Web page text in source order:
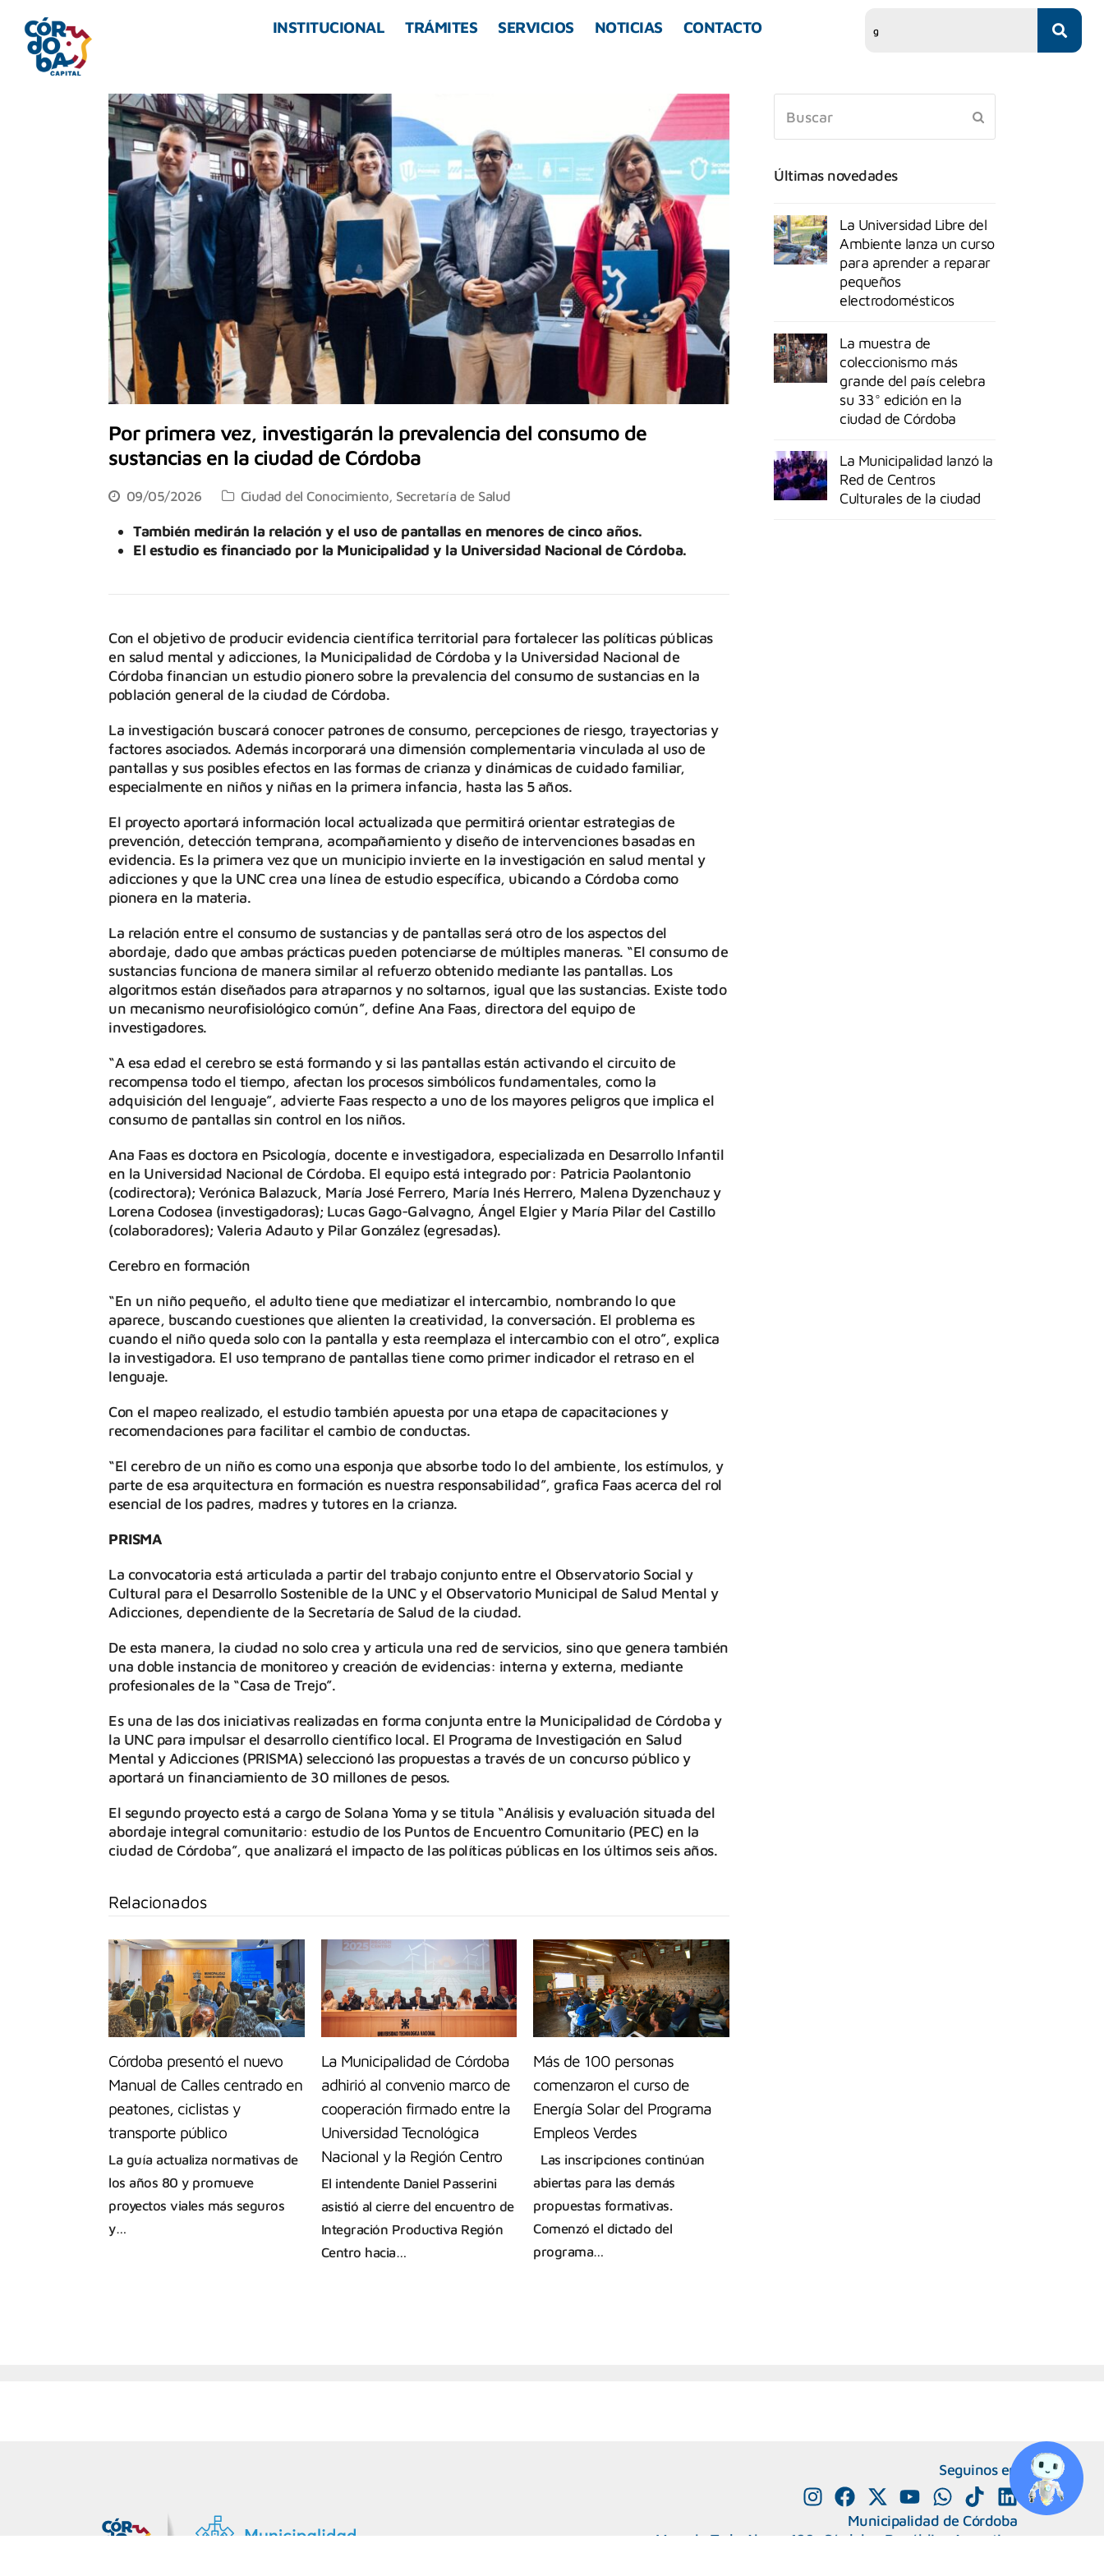
INSTITUCIONAL TRÁMITES SERVICIOS NOTICIAS CONTACTO
Por primera vez, investigarán la prevalencia del consumo de
sustancias en la ciudad de Córdoba
09/05/2026 Ciudad del Conocimiento, Secretaría de Salud
También medirán la relación y el uso de pantallas en menores de cinco años.
El estudio es financiado por la Municipalidad y la Universidad Nacional de Córdoba.
Con el objetivo de producir evidencia científica territorial para fortalecer las políticas públicas
en salud mental y adicciones, la Municipalidad de Córdoba y la Universidad Nacional de
Córdoba financian un estudio pionero sobre la prevalencia del consumo de sustancias en la
población general de la ciudad de Córdoba.
La investigación buscará conocer patrones de consumo, percepciones de riesgo, trayectorias y
factores asociados. Además incorporará una dimensión complementaria vinculada al uso de
pantallas y sus posibles efectos en las formas de crianza y dinámicas de cuidado familiar,
especialmente en niños y niñas en la primera infancia, hasta las 5 años.
El proyecto aportará información local actualizada que permitirá orientar estrategias de
prevención, detección temprana, acompañamiento y diseño de intervenciones basadas en
evidencia. Es la primera vez que un municipio invierte en la investigación en salud mental y
adicciones y que la UNC crea una línea de estudio específica, ubicando a Córdoba como
pionera en la materia.
La relación entre el consumo de sustancias y de pantallas será otro de los aspectos del
abordaje, dado que ambas prácticas pueden potenciarse de múltiples maneras. “El consumo de
sustancias funciona de manera similar al refuerzo obtenido mediante las pantallas. Los
algoritmos están diseñados para atraparnos y no soltarnos, igual que las sustancias. Existe todo
un mecanismo neurofisiológico común”, define Ana Faas, directora del equipo de
investigadores.
“A esa edad el cerebro se está formando y si las pantallas están activando el circuito de
recompensa todo el tiempo, afectan los procesos simbólicos fundamentales, como la
adquisición del lenguaje”, advierte Faas respecto a uno de los mayores peligros que implica el
consumo de pantallas sin control en los niños.
Ana Faas es doctora en Psicología, docente e investigadora, especializada en Desarrollo Infantil
en la Universidad Nacional de Córdoba. El equipo está integrado por: Patricia Paolantonio
(codirectora); Verónica Balazuck, María José Ferrero, María Inés Herrero, Malena Dyzenchauz y
Lorena Codosea (investigadoras); Lucas Gago-Galvagno, Ángel Elgier y María Pilar del Castillo
(colaboradores); Valeria Adauto y Pilar González (egresadas).
Cerebro en formación
“En un niño pequeño, el adulto tiene que mediatizar el intercambio, nombrando lo que
aparece, buscando cuestiones que alienten la creatividad, la conversación. El problema es
cuando el niño queda solo con la pantalla y esta reemplaza el intercambio con el otro”, explica
la investigadora. El uso temprano de pantallas tiene como primer indicador el retraso en el
lenguaje.
Con el mapeo realizado, el estudio también apuesta por una etapa de capacitaciones y
recomendaciones para facilitar el cambio de conductas.
“El cerebro de un niño es como una esponja que absorbe todo lo del ambiente, los estímulos, y
parte de esa arquitectura en formación es nuestra responsabilidad”, grafica Faas acerca del rol
esencial de los padres, madres y tutores en la crianza.
PRISMA
La convocatoria está articulada a partir del trabajo conjunto entre el Observatorio Social y
Cultural para el Desarrollo Sostenible de la UNC y el Observatorio Municipal de Salud Mental y
Adicciones, dependiente de la Secretaría de Salud de la ciudad.
De esta manera, la ciudad no solo crea y articula una red de servicios, sino que genera también
una doble instancia de monitoreo y creación de evidencias: interna y externa, mediante
profesionales de la “Casa de Trejo”.
Es una de las dos iniciativas realizadas en forma conjunta entre la Municipalidad de Córdoba y
la UNC para impulsar el desarrollo científico local. El Programa de Investigación en Salud
Mental y Adicciones (PRISMA) seleccionó las propuestas a través de un concurso público y
aportará un financiamiento de 30 millones de pesos.
El segundo proyecto está a cargo de Solana Yoma y se titula “Análisis y evaluación situada del
abordaje integral comunitario: estudio de los Puntos de Encuentro Comunitario (PEC) en la
ciudad de Córdoba”, que analizará el impacto de las políticas públicas en los últimos seis años.
Relacionados
Córdoba presentó el nuevo
Manual de Calles centrado en
peatones, ciclistas y
transporte público
La guía actualiza normativas de
los años 80 y promueve
proyectos viales más seguros
y…
La Municipalidad de Córdoba
adhirió al convenio marco de
cooperación firmado entre la
Universidad Tecnológica
Nacional y la Región Centro
El intendente Daniel Passerini
asistió al cierre del encuentro de
Integración Productiva Región
Centro hacia…
Más de 100 personas
comenzaron el curso de
Energía Solar del Programa
Empleos Verdes
Las inscripciones continúan
abiertas para las demás
propuestas formativas.
Comenzó el dictado del
programa…
Últimas novedades
La Universidad Libre del
Ambiente lanza un curso
para aprender a reparar
pequeños
electrodomésticos
La muestra de
coleccionismo más
grande del país celebra
su 33° edición en la
ciudad de Córdoba
La Municipalidad lanzó la
Red de Centros
Culturales de la ciudad
Seguinos en
Municipalidad de Córdoba
Marcelo T. de Alvear 120, Córdoba. República Argentina